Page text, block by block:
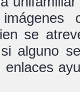
se
alguno